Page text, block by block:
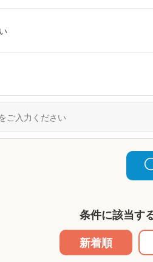
条件に該当す
新着順